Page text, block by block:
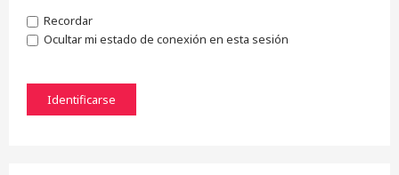
Recordar
Ocultar mi estado de conexión en esta sesión